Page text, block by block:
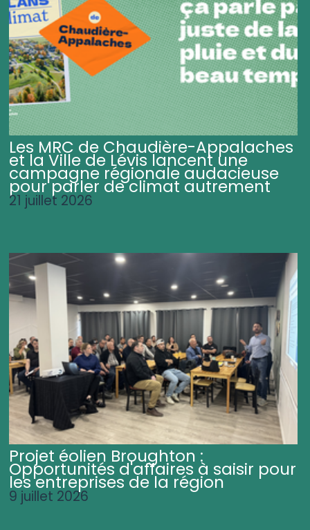
Les MRC de Chaudière-Appalaches
et la Ville de Lévis lancent une
campagne régionale audacieuse
pour parler de climat autrement
21 juillet 2026
Projet éolien Broughton :
Opportunités d'affaires à saisir pour
les entreprises de la région
9 juillet 2026